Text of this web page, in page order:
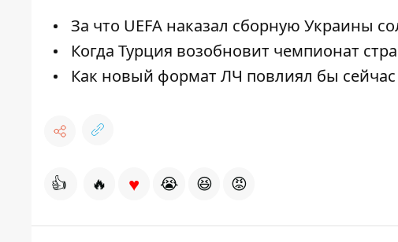
За что UEFA наказал сборную Украины
Когда Турция возобновит чемпионат
Как новый формат ЛЧ повлиял бы
👍 🔥 ♥ 😭 😆 😡